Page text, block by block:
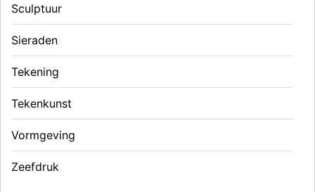
Sculptuur
Sieraden
Tekening
Tekenkunst
Vormgeving
Zeefdruk